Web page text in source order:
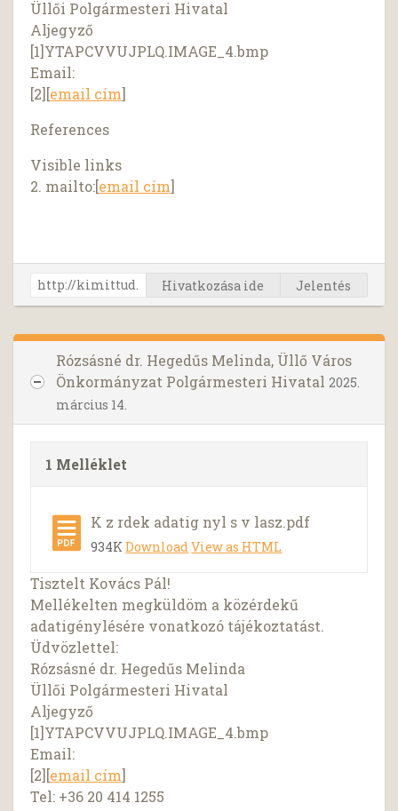
Üllői Polgármesteri Hivatal
Aljegyző
[1]YTAPCVVUJPLQ.IMAGE_4.bmp
Email:
[2][email cím]
References
Visible links
2. mailto:[email cím]
Hivatkozása ide Jelentés
Rózsásné dr. Hegedűs Melinda, Üllő Város
Önkormányzat Polgármesteri Hivatal 2025.
március 14.
1 Melléklet
K z rdek adatig nyl s v lasz.pdf
934KDownloadView as HTML
Tisztelt Kovács Pál!
Mellékelten megküldöm a közérdekű
adatigénylésére vonatkozó tájékoztatást.
Üdvözlettel:
Rózsásné dr. Hegedűs Melinda
Üllői Polgármesteri Hivatal
Aljegyző
[1]YTAPCVVUJPLQ.IMAGE_4.bmp
Email:
[2][email cím]
Tel: +36 20 414 1255